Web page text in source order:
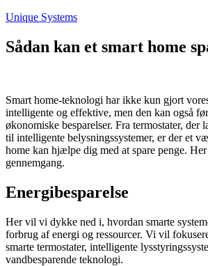
Fortsæt
indhold
Unique Systems
Sådan kan et smart home
Smart home-teknologi har ikke kun gjort
intelligente og effektive, men den kan også
økonomiske besparelser. Fra termostater, der
til intelligente belysningssystemer, er der et
home kan hjælpe dig med at spare penge.
gennemgang.
Energibesparelse
Her vil vi dykke ned i, hvordan smarte
forbrug af energi og ressourcer. Vi vil
smarte termostater, intelligente
vandbesparende teknologi.